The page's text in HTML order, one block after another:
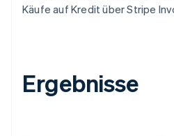
Käufe auf Kredit über Stripe
Ergebnisse